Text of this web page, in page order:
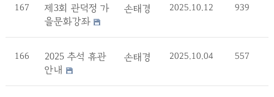
167
제3회 관덕정 가
을문화강좌
손태경 2025.10.12 939
166
2025 추석 휴관
안내
손태경 2025.10.04 557